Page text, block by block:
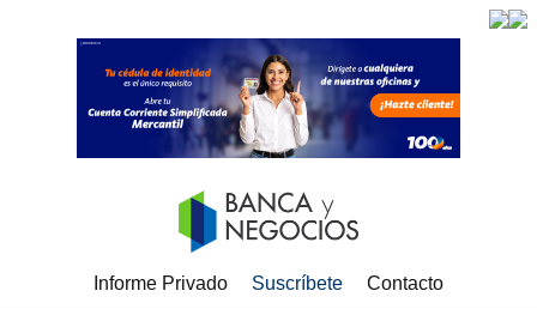
Informe Privado Suscríbete Contacto